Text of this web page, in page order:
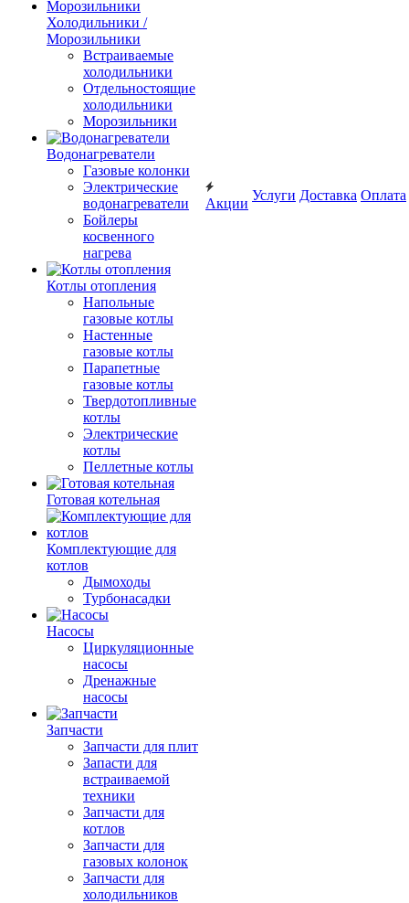
Холодильники /
Морозильники
Встраиваемые
холодильники
Отдельностоящие
холодильники
Морозильники
Водонагреватели
Газовые колонки
Электрические
водонагреватели
Бойлеры
косвенного
нагрева
Котлы отопления
Напольные
газовые котлы
Настенные
газовые котлы
Парапетные
газовые котлы
Твердотопливные
котлы
Электрические
котлы
Пеллетные котлы
Готовая котельная
Комплектующие для
котлов
Дымоходы
Турбонасадки
Насосы
Циркуляционные
насосы
Дренажные
насосы
Запчасти
Запчасти для плит
Запасти для
встраиваемой
техники
Запчасти для
котлов
Запчасти для
газовых колонок
Запчасти для
холодильников
Акции
Услуги Доставка Оплата